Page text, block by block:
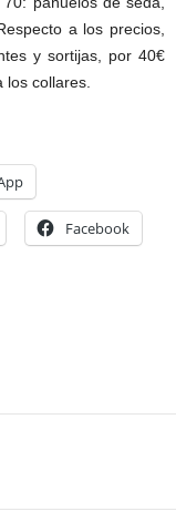
a los precios,
y sortijas, por 40€
collares.
Facebook